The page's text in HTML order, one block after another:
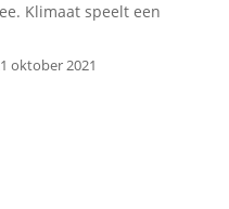
Klimaat speelt een
oktober 2021